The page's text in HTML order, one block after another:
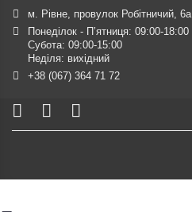
м. Рівне, провулок Робітничий, 6а
Понеділок - П’ятниця: 09:00-18:00
Субота: 09:00-15:00
Неділя: вихідний
+38 (067) 364 71 72